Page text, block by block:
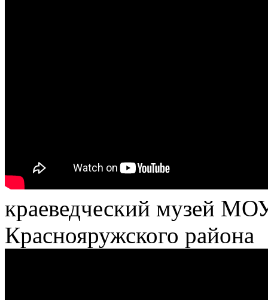
краеведческий музей
Краснояружского района